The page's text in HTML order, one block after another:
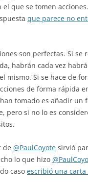
que se tomen acciones.
que parece no
son perfectas. Si
habrán cada vez
mismo. Si se hace de
de forma rápida
tomado es añadir
pero si no lo es
de @PaulCoyote sirvió
lo que hizo
caso escribió una